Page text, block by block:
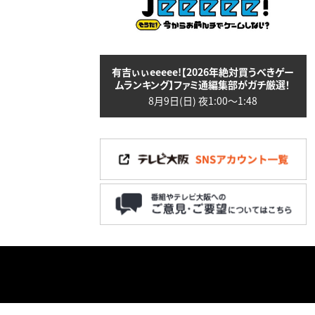
有吉ぃぃeeeee!【2026年絶対買うべきゲー
ムランキング】ファミ通編集部がガチ厳選！
8月9日(日) 夜1:00〜1:48